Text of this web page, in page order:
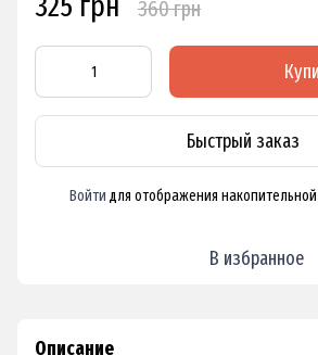
360 грн
Быстрый заказ
Войти для отображения накопительной
В избранное
Описание